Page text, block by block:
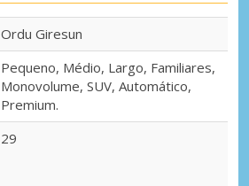
Ordu Giresun
Pequeno, Médio, Largo, Familiares,
Monovolume, SUV, Automático,
Premium.
29